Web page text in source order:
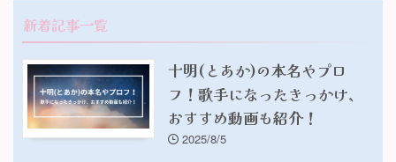
新着記事一覧
十明(とあか)の本名やプロ
フ！歌手になったきっかけ、
おすすめ動画も紹介！
2025/8/5